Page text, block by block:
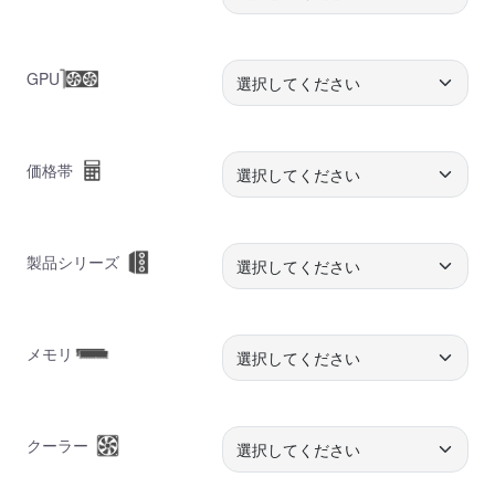
GPU
価格帯
製品シリーズ
メモリ
クーラー